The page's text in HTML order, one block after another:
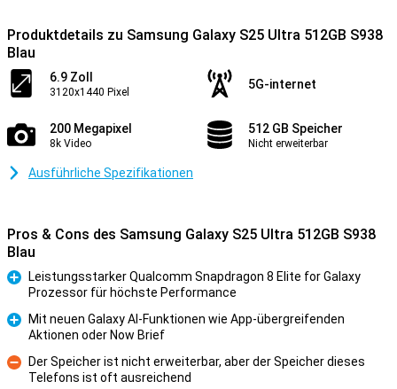
Produktdetails zu Samsung Galaxy S25 Ultra 512GB S938
Blau
6.9 Zoll
3120x1440 Pixel
5G-internet
200 Megapixel
8k Video
512 GB Speicher
Nicht erweiterbar
Ausführliche Spezifikationen
Pros & Cons des Samsung Galaxy S25 Ultra 512GB S938
Blau
Leistungsstarker Qualcomm Snapdragon 8 Elite for Galaxy
Prozessor für höchste Performance
Mit neuen Galaxy AI-Funktionen wie App-übergreifenden
Aktionen oder Now Brief
Kontra
Der Speicher ist nicht erweiterbar, aber der Speicher dieses
Telefons ist oft ausreichend